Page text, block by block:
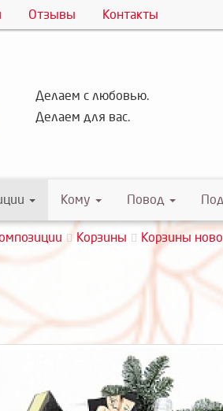
Отзывы Контакты
Делаем с любовью.
Делаем для вас.
Кому Повод
Корзины Корзины